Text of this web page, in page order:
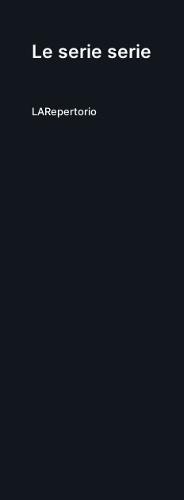
Le serie serie
LARepertorio